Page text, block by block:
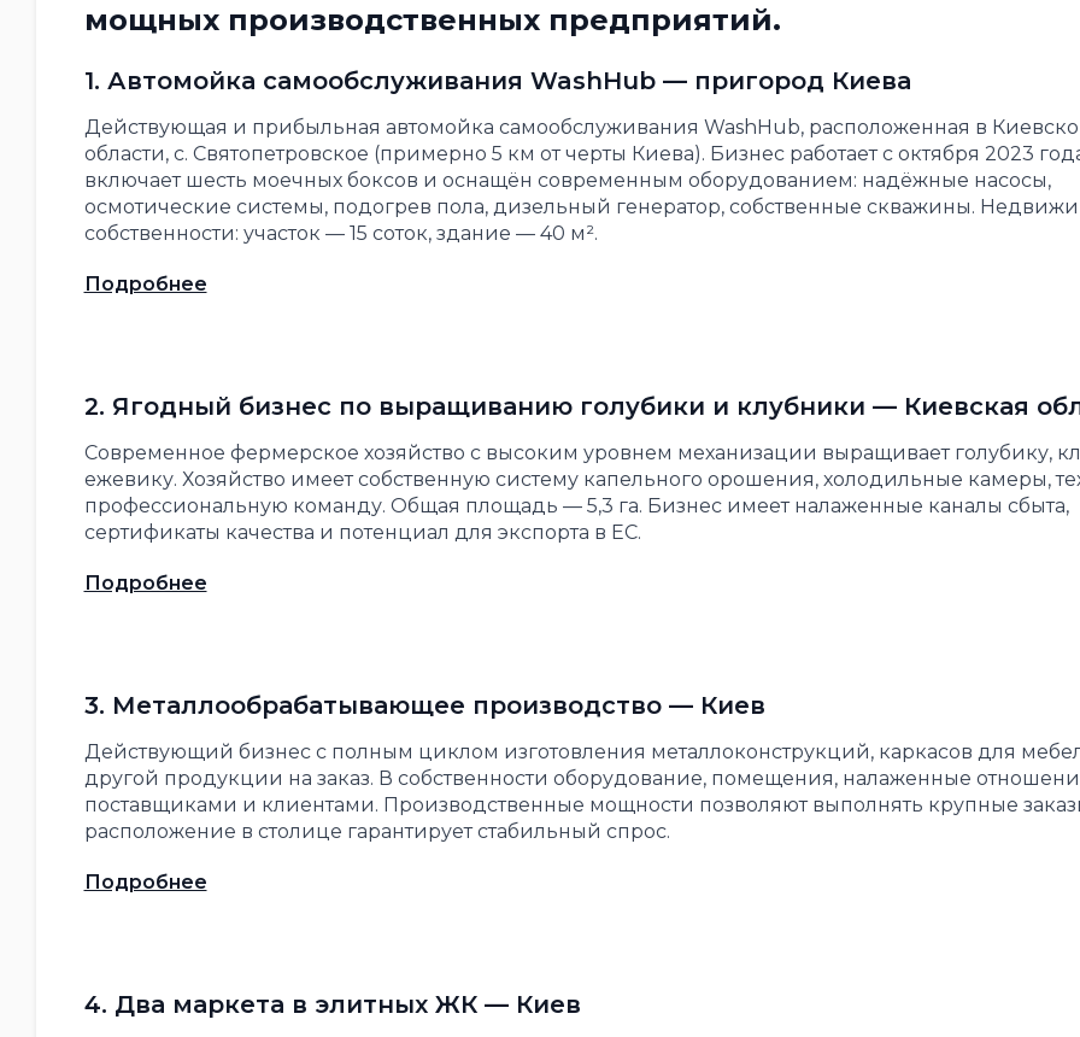
мощных производственных предприятий.
1. Автомойка самообслуживания WashHub — пригород Киева
Действующая и прибыльная автомойка самообслуживания WashHub, расположенная в
области, с. Святопетровское (примерно 5 км от черты Киева). Бизнес работает с октября 2023
включает шесть моечных боксов и оснащён современным оборудованием: надёжные насосы,
осмотические системы, подогрев пола, дизельный генератор, собственные скважины.
собственности: участок — 15 соток, здание — 40 м².
Подробнее
2. Ягодный бизнес по выращиванию голубики и клубники — Киевская
Современное фермерское хозяйство с высоким уровнем механизации выращивает голубику,
ежевику. Хозяйство имеет собственную систему капельного орошения, холодильные камеры,
профессиональную команду. Общая площадь — 5,3 га. Бизнес имеет налаженные каналы сбыта,
сертификаты качества и потенциал для экспорта в ЕС.
Подробнее
3. Металлообрабатывающее производство — Киев
Действующий бизнес с полным циклом изготовления металлоконструкций, каркасов для
другой продукции на заказ. В собственности оборудование, помещения, налаженные
поставщиками и клиентами. Производственные мощности позволяют выполнять крупные
расположение в столице гарантирует стабильный спрос.
Подробнее
4. Два маркета в элитных ЖК — Киев